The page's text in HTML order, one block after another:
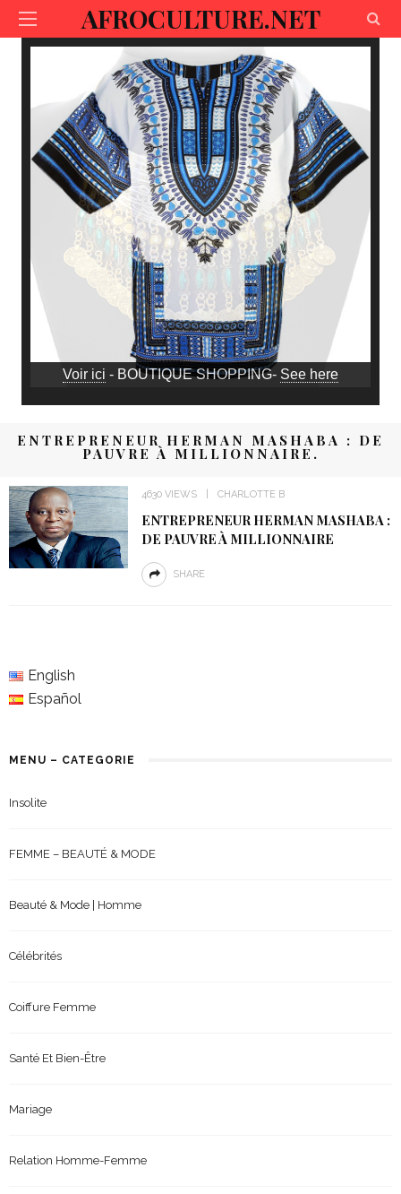
AFROCULTURE.NET
Voir ici - BOUTIQUE SHOPPING- See here
ENTREPRENEUR HERMAN MASHABA : DE
PAUVRE À MILLIONNAIRE.
4630 VIEWS CHARLOTTE B
ENTREPRENEUR HERMAN MASHABA :
DE PAUVRE À MILLIONNAIRE
SHARE
English
Español
MENU – CATEGORIE
Insolite
FEMME – BEAUTÉ & MODE
Beauté & Mode | Homme
Célébrités
Coiffure Femme
Santé Et Bien-Être
Mariage
Relation Homme-Femme